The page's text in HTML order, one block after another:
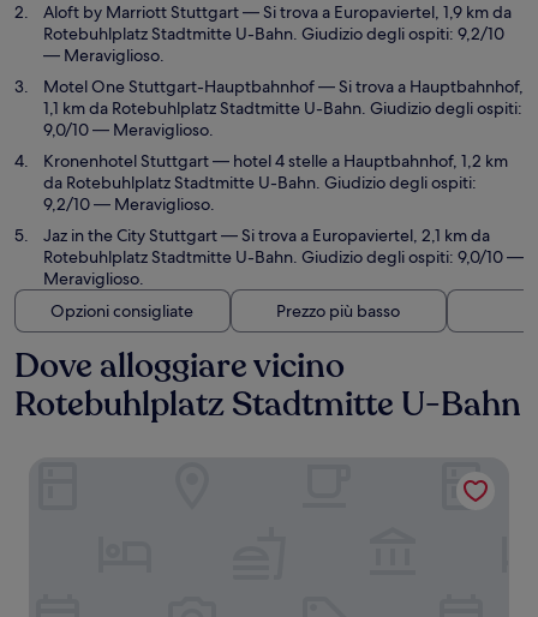
Aloft by Marriott Stuttgart— Si trova a Europaviertel, 1,9 km da
Rotebuhlplatz Stadtmitte U-Bahn. Giudizio degli ospiti: 9,2/10
— Meraviglioso.
Motel One Stuttgart-Hauptbahnhof— Si trova a Hauptbahnhof,
1,1 km da Rotebuhlplatz Stadtmitte U-Bahn. Giudizio degli ospiti:
9,0/10 — Meraviglioso.
Kronenhotel Stuttgart— hotel 4 stelle a Hauptbahnhof, 1,2 km
da Rotebuhlplatz Stadtmitte U-Bahn. Giudizio degli ospiti:
9,2/10 — Meraviglioso.
Jaz in the City Stuttgart— Si trova a Europaviertel, 2,1 km da
Rotebuhlplatz Stadtmitte U-Bahn. Giudizio degli ospiti: 9,0/10 —
Meraviglioso.
Opzioni consigliate
Prezzo più basso
Dove alloggiare vicino
Rotebuhlplatz Stadtmitte U-Bahn